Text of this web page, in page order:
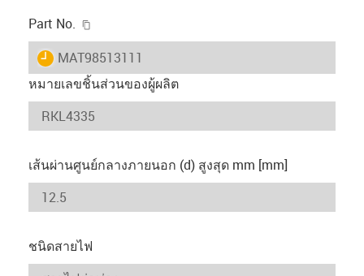
Part No.
igus-icon-lieferzeit
MAT98513111
หมายเลขชิ้นส่วนของผู้ผลิต
เส้นผ่านศูนย์กลางภายนอก (d) สูงสุด mm [mm]
ชนิดสายไฟ